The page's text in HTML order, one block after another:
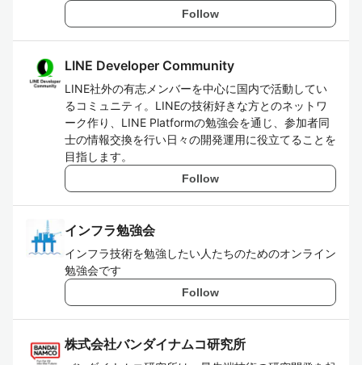
Follow
LINE Developer Community
LINE社外の有志メンバーを中心に国内で活動してい
るコミュニティ。LINEの技術好きな方とのネットワ
ーク作り、LINE Platformの勉強会を通じ、参加者同
士の情報交換を行い日々の開発運用に役立てることを
目指します。
Follow
インフラ勉強会
インフラ技術を勉強したい人たちのためのオンライン
勉強会です
Follow
株式会社バンダイナムコ研究所